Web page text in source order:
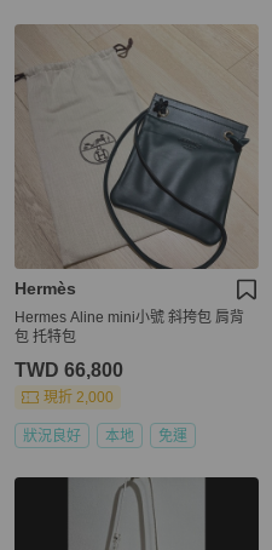
Hermès
Hermes Aline mini小號 斜挎包 肩背
包 托特包
TWD 66,800
現折 2,000
狀況良好 本地 免運